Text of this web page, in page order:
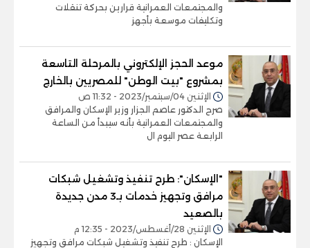
والمجتمعات العمرانية قرارين بحركة تنقلات
وتكليفات موسعة بأجهز
موعد الحجز الإلكتروني بالمرحلة التاسعة
بمشروع "بيت الوطن" للمصريين بالخارج
الإثنين 04/سبتمبر/2023 - 11:32 ص
صرح الدكتور عاصم الجزار وزير الإسكان والمرافق
والمجتمعات العمرانية بأنه سيبدأ من الساعة
الرابعة عصر اليوم ال
"‫الإسكان": طرح تنفيذ وتشغيل شبكات
مرافق وتجهيز خدمات بـ3 مدن جديدة
بالصعيد
الإثنين 28/أغسطس/2023 - 12:35 م
الإسكان : طرح تنفيذ وتشغيل شبكات مرافق وتجهيز